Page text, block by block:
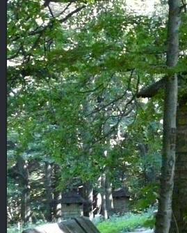
POZOSTAŁE
PANORAMY
PANORAMY CYLINDRYCZNE
CMENTARZE
SŁOWACKIE ZAMKI
WYSOWA
BESKID NISKI
GÓRY
TATRY
POZOSTAŁE
Blog
KONTAKT